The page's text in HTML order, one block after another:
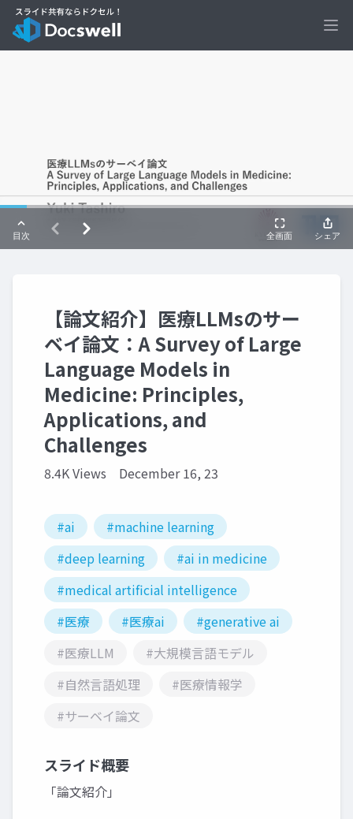
【論文紹介】医療LLMsのサー
ベイ論文：A Survey of Large
Language Models in
Medicine: Principles,
Applications, and
Challenges
8.4K Views December 16, 23
#ai
#machine learning
#deep learning
#ai in medicine
#medical artificial intelligence
#医療
#医療ai
#generative ai
#医療LLM
#大規模言語モデル
#自然言語処理
#医療情報学
#サーベイ論文
スライド概要
「論文紹介」